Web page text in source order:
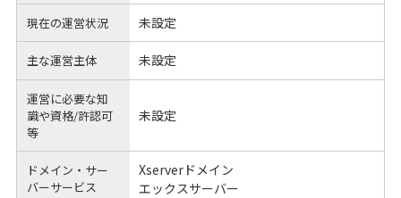
現在の運営状況 未設定
主な運営主体 未設定
運営に必要な知
識や資格/許認可
等
未設定
ドメイン・サー
バーサービス
Xserverドメイン
エックスサーバー